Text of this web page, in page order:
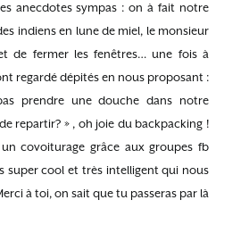
anecdotes sympas : on à fait notre
indiens en lune de miel, le monsieur
de fermer les fenêtres… une fois à
regardé dépités en nous proposant :
prendre une douche dans notre
repartir? » , oh joie du backpacking !
covoiturage grâce aux groupes fb
super cool et très intelligent qui nous
à toi, on sait que tu passeras par là